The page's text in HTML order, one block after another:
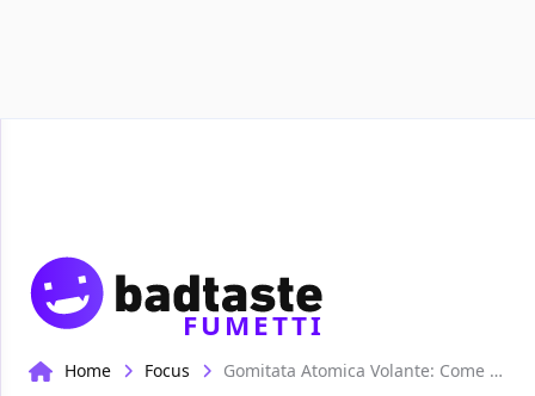
FUMETTI
Home Focus Gomitata Atomica Volante: Come ho imparato a non preoccuparmi e ad amare Gerard Way